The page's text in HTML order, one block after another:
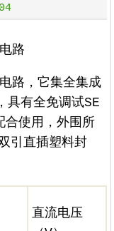
路
路，它集全集成
具有全免调试SE
合使用，外围所
引直插塑料封
直流电压